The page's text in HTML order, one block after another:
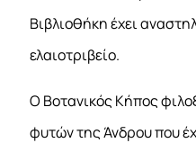
Βιβλιοθήκη έχει
ελαιοτριβείο.
Ο Βοτανικός Κήπος
φυτών της Άνδρου που